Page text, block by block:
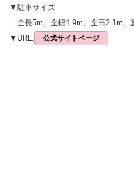
▼駐車サイズ
全長5m、全幅1.9m、全高2.1m、
▼URL:
公式サイトページ